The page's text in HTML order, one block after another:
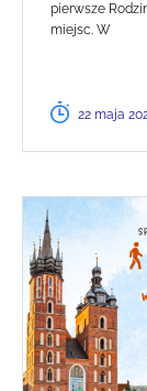
pierwsze
miejsc. W
22 maja